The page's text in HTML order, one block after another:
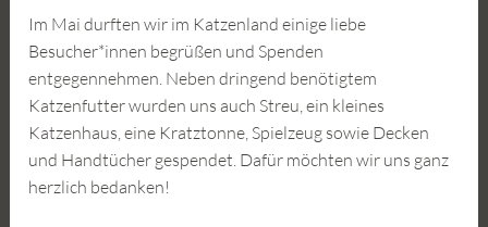
Im Mai durften wir im Katzenland einige liebe
Besucher*innen begrüßen und Spenden
entgegennehmen. Neben dringend benötigtem
Katzenfutter wurden uns auch Streu, ein kleines
Katzenhaus, eine Kratztonne, Spielzeug sowie Decken
und Handtücher gespendet. Dafür möchten wir uns ganz
herzlich bedanken!